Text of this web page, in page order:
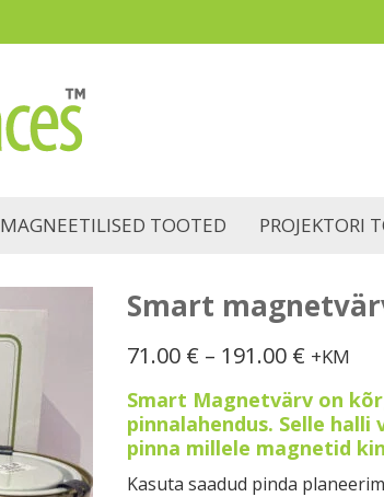
MAGNEETILISED TOOTED PROJEKTORI
Smart
71.00 € – 191.00 €Price
71.00 €
191.00
+KM
Smart Magnetvärv on
pinnalahendus. Selle
pinna millele magnetid
Kasuta saadud pinda